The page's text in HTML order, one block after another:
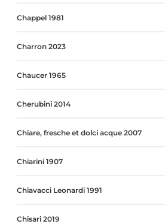
Chappel 1981
Charron 2023
Chaucer 1965
Cherubini 2014
Chiare, fresche et dolci acque 2007
Chiarini 1907
Chiavacci Leonardi 1991
Chisari 2019